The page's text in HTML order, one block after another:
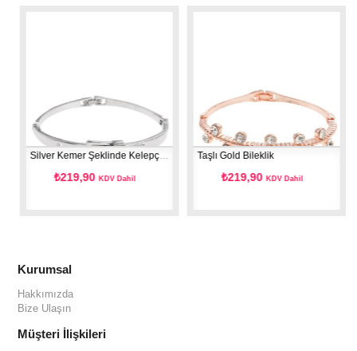
Silver Kemer Şeklinde Kelepçe Bileklik
₺219,90KDV Dahil
Taşlı Gold Bileklik
₺219,90KDV Dahil
Kurumsal
Hakkımızda
Bize Ulaşın
Müşteri İlişkileri